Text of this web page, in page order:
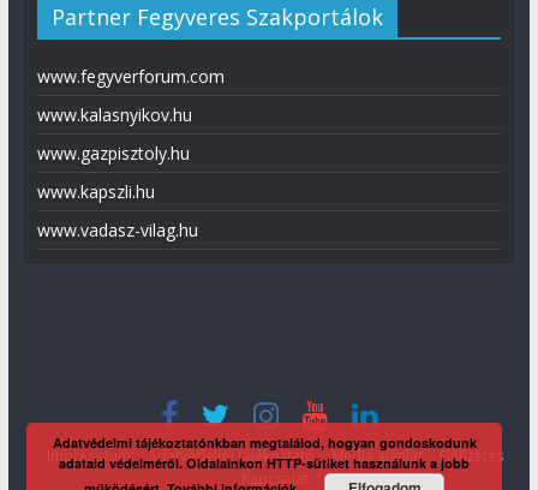
Partner Fegyveres Szakportálok
www.fegyverforum.com
www.kalasnyikov.hu
www.gazpisztoly.hu
www.kapszli.hu
www.vadasz-vilag.hu
Impresszum Adatvédelmi tájékoztató Média ajánlat
Előfizetés
Adatvédelmi tájékoztatónkban megtalálod, hogyan gondoskodunk
adataid védelméről. Oldalainkon HTTP-sütiket használunk a jobb